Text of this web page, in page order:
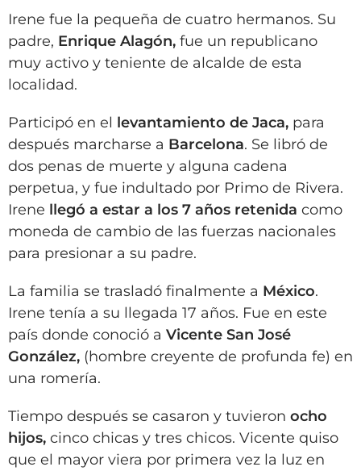
Irene fue la pequeña de cuatro hermanos. Su
padre, Enrique Alagón, fue un republicano
muy activo y teniente de alcalde de esta
localidad.
Participó en el levantamiento de Jaca, para
después marcharse a Barcelona. Se libró de
dos penas de muerte y alguna cadena
perpetua, y fue indultado por Primo de Rivera.
Irene llegó a estar a los 7 años retenida como
moneda de cambio de las fuerzas nacionales
para presionar a su padre.
La familia se trasladó finalmente a México.
Irene tenía a su llegada 17 años. Fue en este
país donde conoció a Vicente San José
González, (hombre creyente de profunda fe) en
una romería.
Tiempo después se casaron y tuvieron ocho
hijos, cinco chicas y tres chicos. Vicente quiso
que el mayor viera por primera vez la luz en